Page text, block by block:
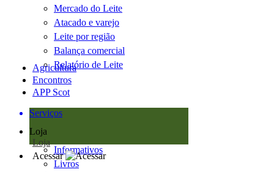
Mercado do Leite
Atacado e varejo
Leite por região
Balança comercial
Relatório de Leite
Agricultura
Encontros
APP Scot
Serviços
Loja
Loja
Informativos
Livros
Acessar